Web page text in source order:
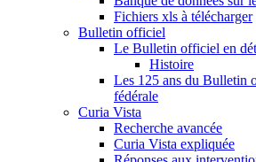
Fichiers xls à télécharger
Bulletin officiel
Le Bulletin officiel en
Histoire
Les 125 ans du Bulletin
fédérale
Curia Vista
Recherche avancée
Curia Vista expliquée